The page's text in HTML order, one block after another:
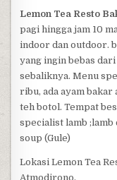
Lemon Tea Resto
pagi hingga jam 10
indoor dan outdoor.
yang ingin bebas
sebaliknya. Menu
ribu, ada ayam bakar
teh botol. Tempat
specialist lamb ;lamb
soup (Gule)
Lokasi Lemon Tea
Atmodirono.